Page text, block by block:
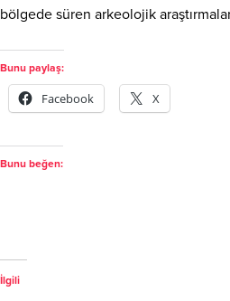
bölgede süren arkeolojik
Bunu paylaş:
Facebook X
Bunu beğen:
İlgili